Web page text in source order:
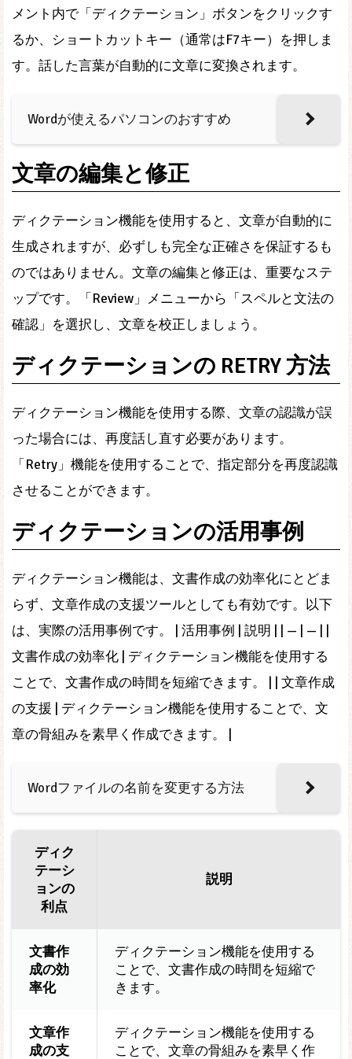
メント内で「ディクテーション」ボタンをクリックす
るか、ショートカットキー（通常はF7キー）を押しま
す。話した言葉が自動的に文章に変換されます。
Wordが使えるパソコンのおすすめ
文章の編集と修正
ディクテーション機能を使用すると、文章が自動的に
生成されますが、必ずしも完全な正確さを保証するも
のではありません。文章の編集と修正は、重要なステ
ップです。「Review」メニューから「スペルと文法の
確認」を選択し、文章を校正しましょう。
ディクテーションの RETRY 方法
ディクテーション機能を使用する際、文章の認識が誤
った場合には、再度話し直す必要があります。
「Retry」機能を使用することで、指定部分を再度認識
させることができます。
ディクテーションの活用事例
ディクテーション機能は、文書作成の効率化にとどま
らず、文章作成の支援ツールとしても有効です。以下
は、実際の活用事例です。 | 活用事例 | 説明 | | — | — | |
文書作成の効率化 | ディクテーション機能を使用する
ことで、文書作成の時間を短縮できます。 | | 文章作成
の支援 | ディクテーション機能を使用することで、文
章の骨組みを素早く作成できます。 |
Wordファイルの名前を変更する方法
ディク
テーシ
ョンの
利点
説明
文書作
成の効
率化
ディクテーション機能を使用する
ことで、文書作成の時間を短縮で
きます。
文章作
成の支
ディクテーション機能を使用する
ことで、文章の骨組みを素早く作